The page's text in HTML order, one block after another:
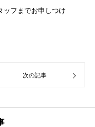
ッフまでお申しつけ
次の記事